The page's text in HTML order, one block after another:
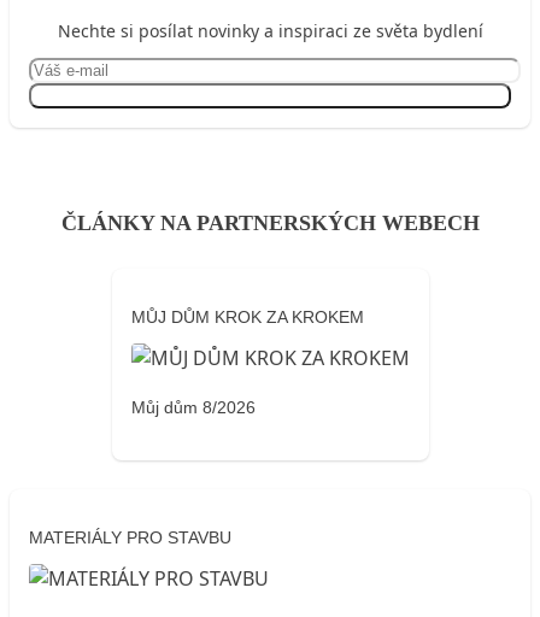
Nechte si posílat novinky a inspiraci ze světa bydlení
ČLÁNKY NA PARTNERSKÝCH WEBECH
MŮJ DŮM KROK ZA KROKEM
Můj dům 8/2026
MATERIÁLY PRO STAVBU